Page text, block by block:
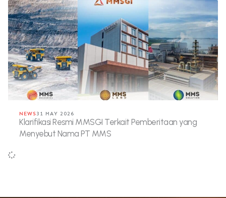
NEWS31 MAY 2026
Klarifikasi Resmi MMSGI Terkait Pemberitaan yang
Menyebut Nama PT MMS